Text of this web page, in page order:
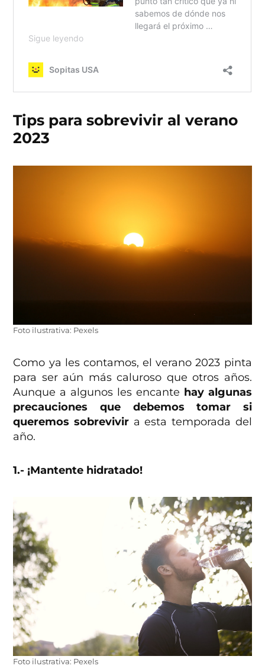
Tips para sobrevivir al verano
2023
Foto ilustrativa: Pexels
Como ya les contamos, el verano 2023 pinta
para ser aún más caluroso que otros años.
Aunque a algunos les encante hay algunas
precauciones que debemos tomar si
queremos sobrevivir a esta temporada del
año.
1.- ¡Mantente hidratado!
Foto ilustrativa: Pexels